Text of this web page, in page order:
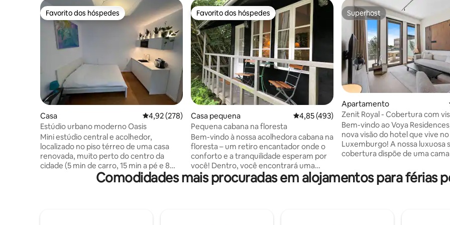
Favorito dos hóspedes
Favorito dos hóspedes
Casa Classificação média de 4,92 em 5 estrelas, 278avaliações
4,92 (278)
Estúdio urbano moderno Oasis
Mini estúdio central e acolhedor,
localizado no piso térreo de uma casa
renovada, muito perto do centro da
cidade (5 min de carro, 15 min a pé e 8
min de ônibus), mas também de
Kirchberg (5 min de carro, 15 min a pé e 7
Favorito dos hóspedes
Favorito dos hóspedes
Casa pequena Classificação média de 4,85 em 5 estrelas,
4,85 (493)
Pequena cabana na floresta
Bem-vindo à nossa acolhedora cabana na
floresta – um retiro encantador onde o
conforto e a tranquilidade esperam por
você! Dentro, você encontrará uma
cama queen-size, um banheiro
confortável, uma máquina de café, Wi-Fi
Superhost
Superhost
Apartamento
Zenit Royal - Cobertura com
cidade e concierge
Bem-vindo ao Voya
nova visão do hotel que vive no
Luxemburgo! A nossa luxuosa suíte de
cobertura dispõe de uma
deslumbrantes para a cidade e
cozinha totalmente equipada
localizado a apenas 15 minutos
Comodidades mais procuradas em alojamentos para férias